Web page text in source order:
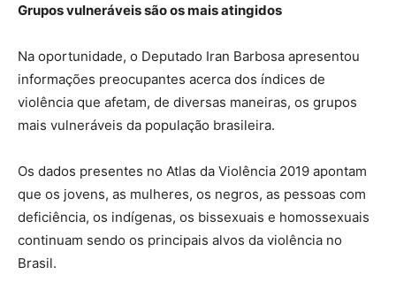
Grupos vulneráveis são os mais atingidos
Na oportunidade, o Deputado Iran Barbosa apresentou
informações preocupantes acerca dos índices de
violência que afetam, de diversas maneiras, os grupos
mais vulneráveis da população brasileira.
Os dados presentes no Atlas da Violência 2019 apontam
que os jovens, as mulheres, os negros, as pessoas com
deficiência, os indígenas, os bissexuais e homossexuais
continuam sendo os principais alvos da violência no
Brasil.